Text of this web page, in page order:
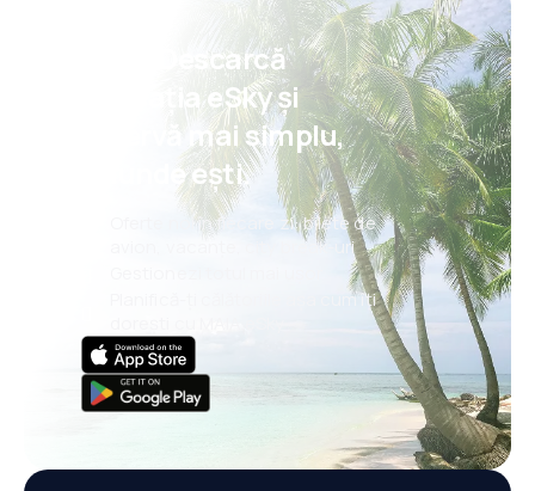
Psst! Descarcă
aplicația eSky și
rezervă mai simplu,
oriunde ești.
Oferte noi în fiecare zi: bilete de
avion, vacanțe, city break-uri
Planifică-ți călătoriile așa cum îți